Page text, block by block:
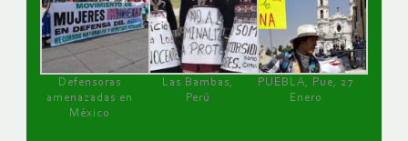
Defensoras
amenazadas en
México
Las Bambas,
Perú
PUEBLA, Pue, 27
Enero